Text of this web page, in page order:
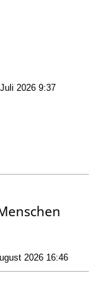
2026 9:37
2026 16:46